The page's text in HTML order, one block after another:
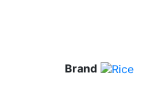
Brand